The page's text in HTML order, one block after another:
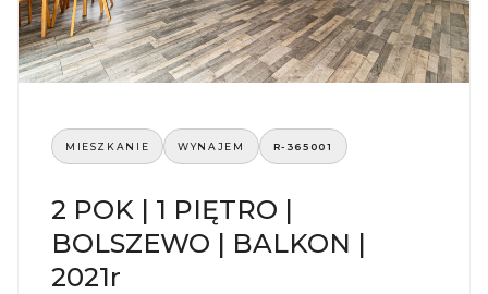
MIESZKANIE WYNAJEM R-365001
2 POK | 1 PIĘTRO |
BOLSZEWO | BALKON |
2021r